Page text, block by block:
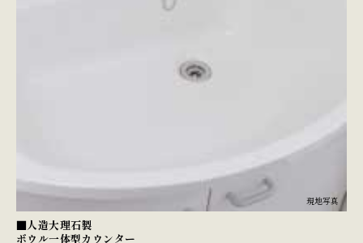
現地写真
■人造大理石製
ボウル一体型カウンター